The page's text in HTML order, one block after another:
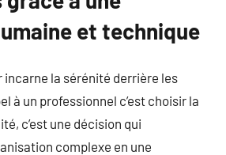
et technique
incarne la sérénité derrière les
à un professionnel c’est choisir la
c’est une décision qui
complexe en une